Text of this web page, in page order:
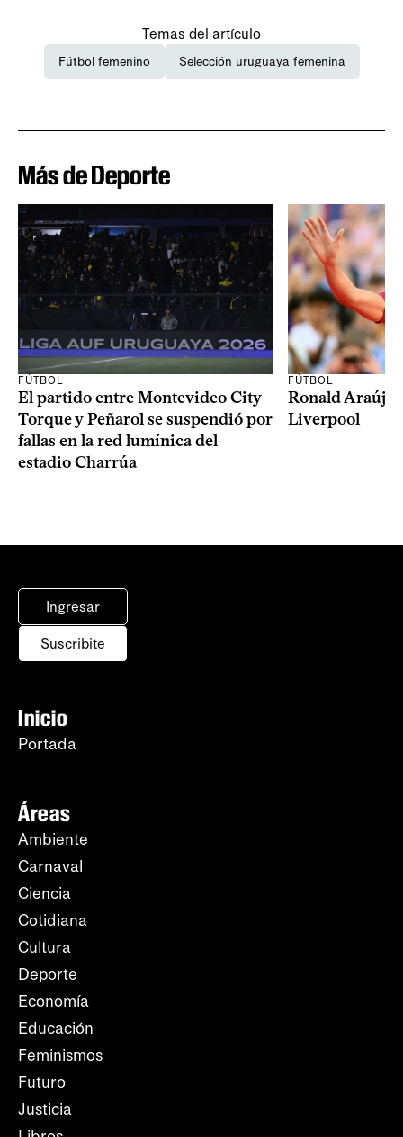
Temas del artículo
Fútbol femenino Selección uruguaya femenina
Más de Deporte
FÚTBOL
El partido entre Montevideo City
Torque y Peñarol se suspendió por
fallas en la red lumínica del
estadio Charrúa
FÚTBOL
Ronald Araújo
Liverpool
Ingresar
Suscribite
Inicio
Portada
Áreas
Ambiente
Carnaval
Ciencia
Cotidiana
Cultura
Deporte
Economía
Educación
Feminismos
Futuro
Justicia